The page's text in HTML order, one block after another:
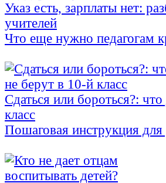
Указ есть, зарплаты нет:
учителей
Что еще нужно педагогам
Сдаться или бороться?:
класс
Пошаговая инструкция для